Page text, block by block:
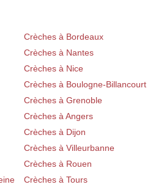
Crèches à Bordeaux
Crèches à Nantes
Crèches à Nice
Crèches à Boulogne-Billancourt
Crèches à Grenoble
Crèches à Angers
Crèches à Dijon
Crèches à Villeurbanne
Crèches à Rouen
Crèches à Tours